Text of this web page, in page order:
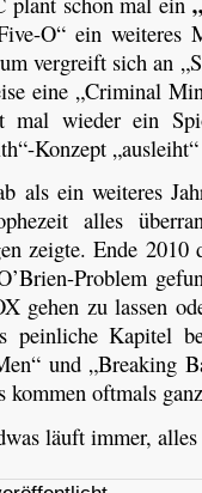
O“ ein weiteres
vergreift sich an
eine „Criminal
mal wieder ein
Konzept
als ein weiteres
alles
zeigte. Ende
Problem
gehen zu lassen
peinliche Kapitel
und „Breaking
kommen oftmals
läuft immer,